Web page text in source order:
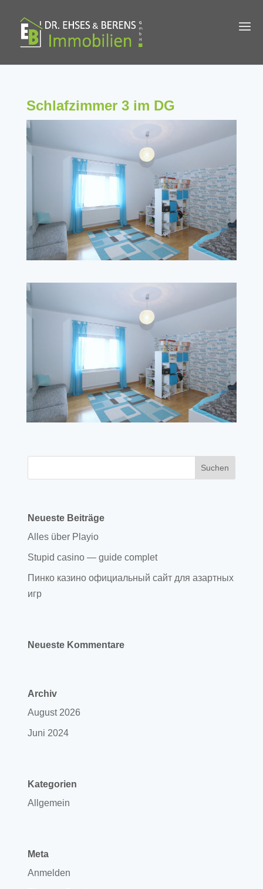
Schlafzimmer 3 im DG
Neueste Beiträge
Alles über Playio
Stupid casino — guide complet
Пинко казино официальный сайт для азартных
игр
Neueste Kommentare
Archiv
August 2026
Juni 2024
Kategorien
Allgemein
Meta
Anmelden